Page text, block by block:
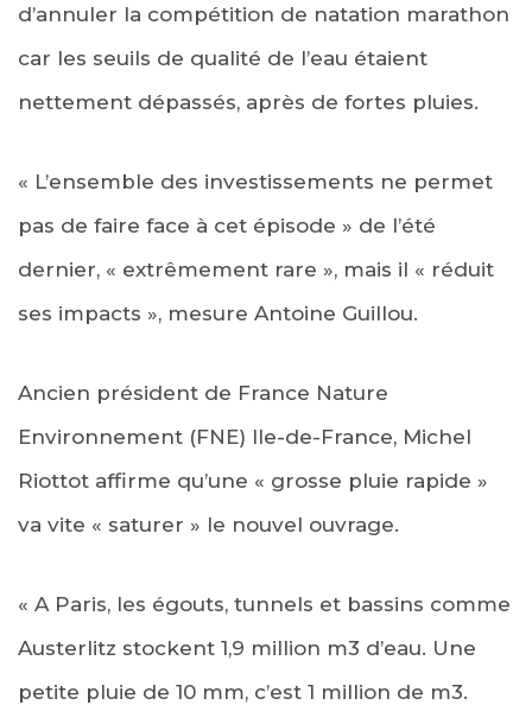
d’annuler la compétition de natation marathon
car les seuils de qualité de l’eau étaient
nettement dépassés, après de fortes pluies.
« L’ensemble des investissements ne permet
pas de faire face à cet épisode » de l’été
dernier, « extrêmement rare », mais il « réduit
ses impacts », mesure Antoine Guillou.
Ancien président de France Nature
Environnement (FNE) Ile-de-France, Michel
Riottot affirme qu’une « grosse pluie rapide »
va vite « saturer » le nouvel ouvrage.
« A Paris, les égouts, tunnels et bassins comme
Austerlitz stockent 1,9 million m3 d’eau. Une
petite pluie de 10 mm, c’est 1 million de m3.